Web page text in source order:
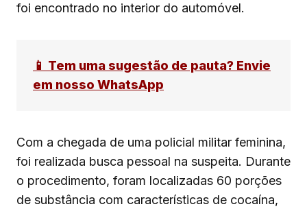
foi encontrado no interior do automóvel.
📱 Tem uma sugestão de pauta? Envie
em nosso WhatsApp
Com a chegada de uma policial militar feminina,
foi realizada busca pessoal na suspeita. Durante
o procedimento, foram localizadas 60 porções
de substância com características de cocaína,